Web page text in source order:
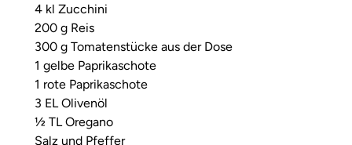
4 kl Zucchini
200 g Reis
300 g Tomatenstücke aus der Dose
1 gelbe Paprikaschote
1 rote Paprikaschote
3 EL Olivenöl
½ TL Oregano
Salz und Pfeffer